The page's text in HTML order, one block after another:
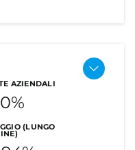
delle
unità contro le
2023, con una
Inferiore
AZIENDALI
(LUNGO